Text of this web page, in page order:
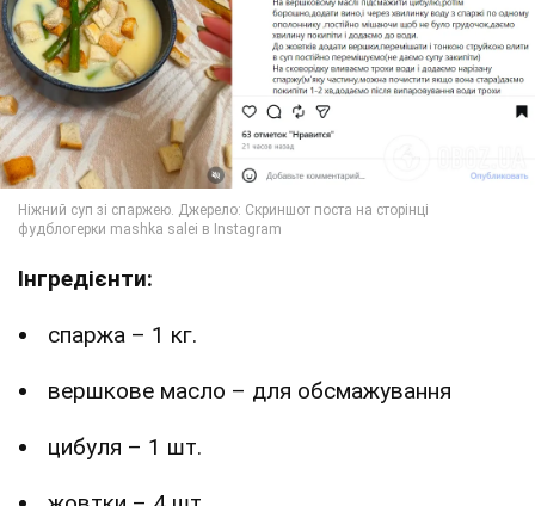
Інгредієнти:
спаржа – 1 кг.
вершкове масло – для обсмажування
цибуля – 1 шт.